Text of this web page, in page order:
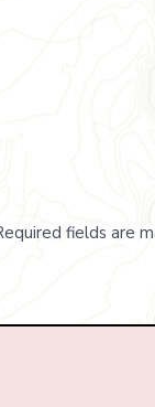
fields are